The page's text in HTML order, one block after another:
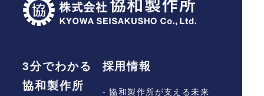
3分でわかる
協和製作所
採用情報
- 協和製作所が支える未来